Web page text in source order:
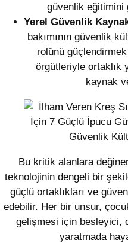
güvenlik eğitimini
Yerel Güvenlik
bakımının güvenlik
rolünü
örgütleriyle ortaklık
kaynak
Bu kritik alanlara
teknolojinin dengeli bir
güçlü ortaklıkları ve
edebilir. Her bir unsur,
gelişmesi için besleyici,
yaratmada